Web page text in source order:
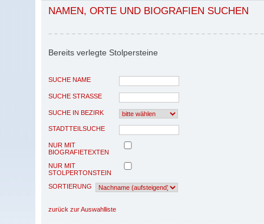
NAMEN, ORTE UND BIOGRAFIEN SUCHEN
Bereits verlegte Stolpersteine
SUCHE NAME
SUCHE STRASSE
SUCHE IN BEZIRK
STADTTEILSUCHE
NUR MIT
BIOGRAFIETEXTEN
NUR MIT
STOLPERTONSTEIN
SORTIERUNG
zurück zur Auswahlliste